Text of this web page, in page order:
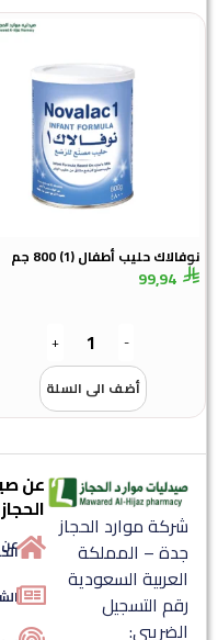
حليب أطفال (1) 800 جم
أضف الى السلة
موارد الحجاز
– المملكة
السعودية
التسجيل
عن
الحجاز
عنالحجاز
الشروط